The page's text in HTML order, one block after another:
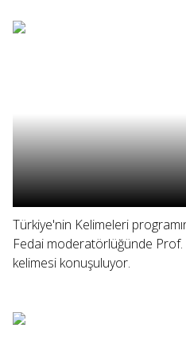
Türkiye'nin Kelimeleri
Fedai moderatörlüğünde Prof.
kelimesi konuşuluyor.